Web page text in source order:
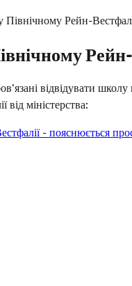
Північному Рейн-
відвідувати
міністерства:
- пояснюється